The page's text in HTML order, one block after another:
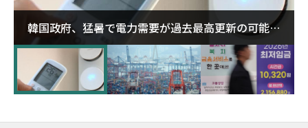
韓国政府、猛暑で電力需要が過去最高更新の可能性
に需給対応体制を点検